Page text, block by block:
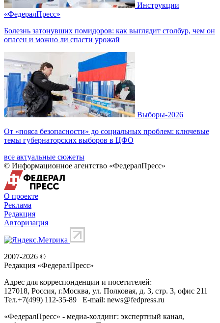
Инструкции
«ФедералПресс»
Болезнь затонувших помидоров: как выглядит столбур, чем он
опасен и можно ли спасти урожай
Выборы-2026
От «пояса безопасности» до социальных проблем: ключевые
темы губернаторских выборов в ЦФО
все актуальные сюжеты
© Информационное агентство «ФедералПресс»
О проекте
Реклама
Редакция
Авторизация
2007-2026 ©
Редакция «ФедералПресс»
Адрес для корреспонденции и посетителей:
127018, Россия, г.Москва, ул. Полковая, д. 3, стр. 3, офис 211
Тел.+7(499) 112-35-89 E-mail: news@fedpress.ru
«ФедералПресс» - медиа-холдинг: экспертный канал,